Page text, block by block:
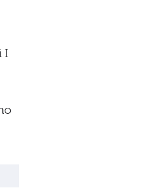
I